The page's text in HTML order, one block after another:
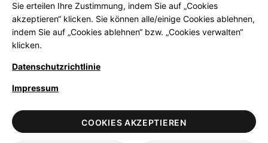
LegalDatenschutzrichtlinieZugänglichkeitHinweis zu Cookies
VerkaufsbedingungenNutzungsbedingungen
Sie erteilen Ihre Zustimmung, indem Sie auf „Cookies
akzeptieren“ klicken. Sie können alle/einige Cookies ablehnen,
indem Sie auf „Cookies ablehnen“ bzw. „Cookies verwalten“
klicken.
Datenschutzrichtlinie
Impressum
COOKIES AKZEPTIEREN